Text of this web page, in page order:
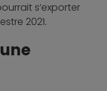
s’exporter
2021.